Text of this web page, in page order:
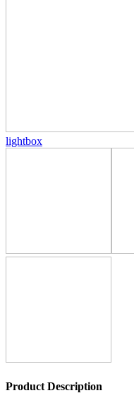
lightbox
Product Description